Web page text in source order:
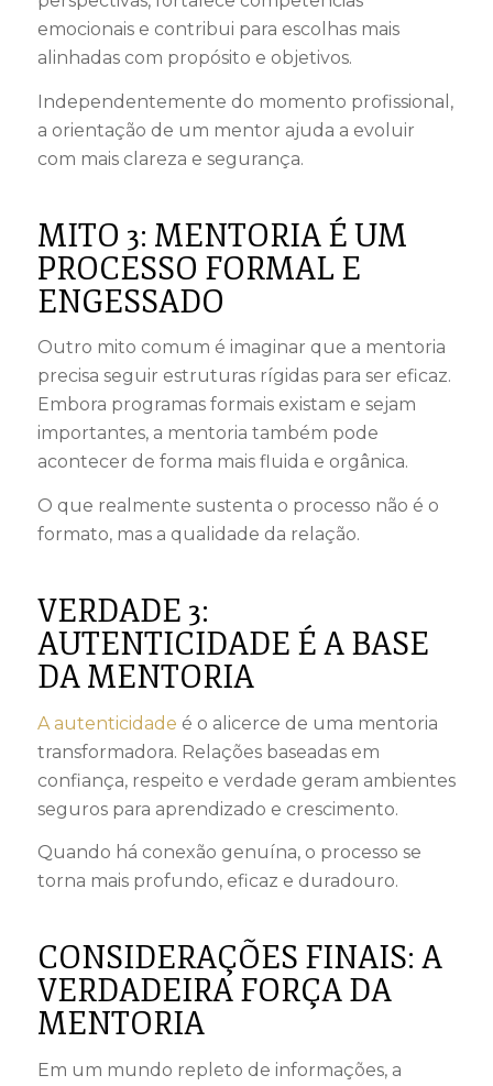
emocionais e contribui para escolhas mais
alinhadas com propósito e objetivos.
Independentemente do momento profissional,
a orientação de um mentor ajuda a evoluir
com mais clareza e segurança.
MITO 3: MENTORIA É UM
PROCESSO FORMAL E
ENGESSADO
Outro mito comum é imaginar que a mentoria
precisa seguir estruturas rígidas para ser eficaz.
Embora programas formais existam e sejam
importantes, a mentoria também pode
acontecer de forma mais fluida e orgânica.
O que realmente sustenta o processo não é o
formato, mas a qualidade da relação.
VERDADE 3:
AUTENTICIDADE É A BASE
DA MENTORIA
A autenticidade é o alicerce de uma mentoria
transformadora. Relações baseadas em
confiança, respeito e verdade geram ambientes
seguros para aprendizado e crescimento.
Quando há conexão genuína, o processo se
torna mais profundo, eficaz e duradouro.
CONSIDERAÇÕES FINAIS: A
VERDADEIRA FORÇA DA
MENTORIA
Em um mundo repleto de informações, a